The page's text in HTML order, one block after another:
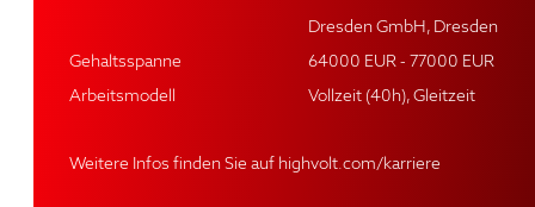
Dresden GmbH, Dresden
Gehaltsspanne
64000 EUR - 77000 EUR
Arbeitsmodell
Vollzeit (40h), Gleitzeit
Weitere Infos finden Sie auf highvolt.com/karriere